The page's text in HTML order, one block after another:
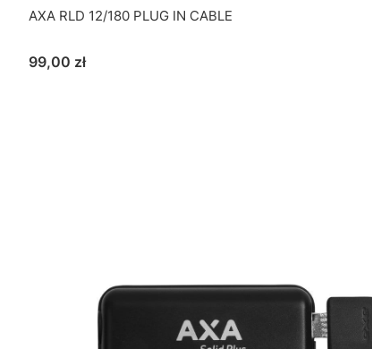
AXA RLD 12/180 PLUG IN CABLE
Cena
99,00 zł